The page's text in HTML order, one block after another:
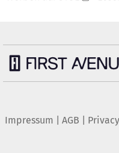
Impressum AGB